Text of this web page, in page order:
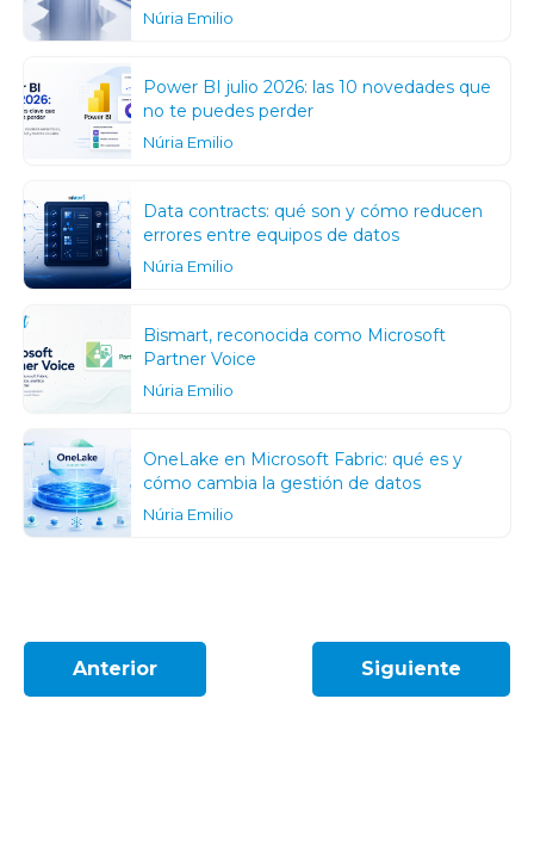
Núria Emilio
Power BI julio 2026: las 10 novedades que
no te puedes perder
Núria Emilio
Data contracts: qué son y cómo reducen
errores entre equipos de datos
Núria Emilio
Bismart, reconocida como Microsoft
Partner Voice
Núria Emilio
OneLake en Microsoft Fabric: qué es y
cómo cambia la gestión de datos
Núria Emilio
Anterior Siguiente